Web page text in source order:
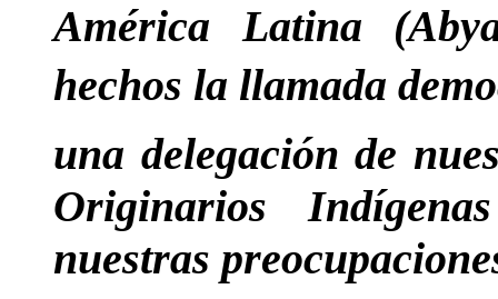
América Latina
hechos la llamada
una delegación de
Originarios
nuestras